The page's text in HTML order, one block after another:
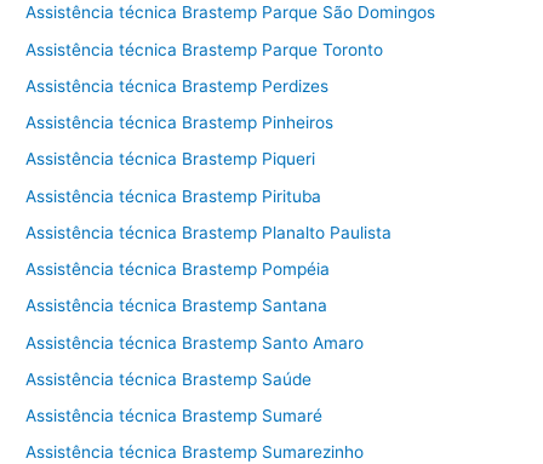
Assistência técnica Brastemp Parque São Domingos
Assistência técnica Brastemp Parque Toronto
Assistência técnica Brastemp Perdizes
Assistência técnica Brastemp Pinheiros
Assistência técnica Brastemp Piqueri
Assistência técnica Brastemp Pirituba
Assistência técnica Brastemp Planalto Paulista
Assistência técnica Brastemp Pompéia
Assistência técnica Brastemp Santana
Assistência técnica Brastemp Santo Amaro
Assistência técnica Brastemp Saúde
Assistência técnica Brastemp Sumaré
Assistência técnica Brastemp Sumarezinho